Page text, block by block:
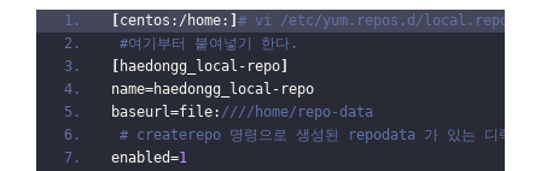
centos:/home:
# vi /etc/yum.repos.d/local.repo
#여기부터 붙여넣기 한다.
haedongg_local-repo
name=haedongg_local-repo
baseurl=file: ////home/repo-data
# createrepo 명령으로 생성된 repodata 가 있는 디렉토
enabled=1